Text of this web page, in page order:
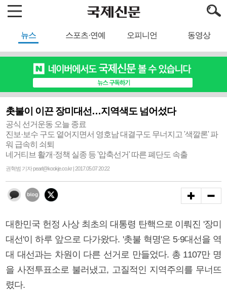
뉴스 스포츠·연예 오피니언 동영상
촛불이 이끈 장미대선…지역색도 넘어섰다
공식 선거운동 오늘 종료
진보·보수 구도 옅어지면서 영호남 대결구도 무너지고 '색깔론' 파
워 급속히 쇠퇴
네거티브 활개·정책 실종 등 '압축선거' 따른 폐단도 속출
권혁범 기자 pearl@kookje.co.kr | 2017.05.07 20:22
대한민국 헌정 사상 최초의 대통령 탄핵으로 이뤄진 '장미
대선'이 하루 앞으로 다가왔다. '촛불 혁명'은 5·9대선을 역
대 대선과는 차원이 다른 선거로 만들었다. 총 1107만 명
을 사전투표소로 불러냈고, 고질적인 지역주의를 무너뜨
렸다.